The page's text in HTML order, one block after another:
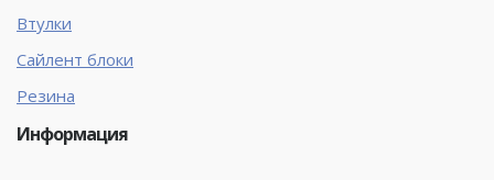
Втулки
Сайлент блоки
Резина
Информация